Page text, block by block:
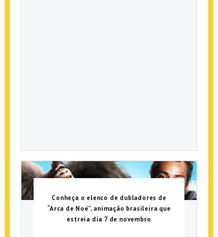
Conheça o elenco de dubladores de
“Arca de Noé”, animação brasileira que
estreia dia 7 de novembro